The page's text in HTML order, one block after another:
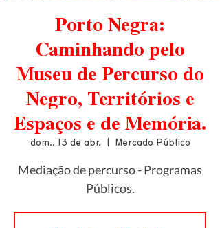
Porto Negra:
Caminhando pelo
Museu de Percurso do
Negro, Territórios e
Espaços e de Memória.
dom., 13 de abr. Mercado Público
Mediação de percurso - Programas
Públicos.